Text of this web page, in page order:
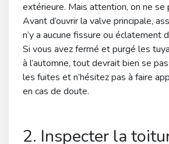
extérieure. Mais attention, on ne se
Avant d’ouvrir la valve principale,
n’y a aucune fissure ou éclatement
Si vous avez fermé et purgé les
à l’automne, tout devrait bien se
les fuites et n’hésitez pas à faire
en cas de doute.
2. Inspecter la